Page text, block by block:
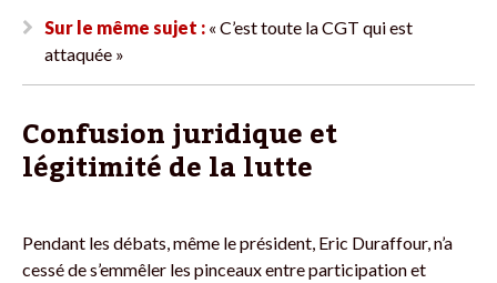
Sur le même sujet : « C’est toute la CGT qui est
attaquée »
Confusion juridique et
légitimité de la lutte
Pendant les débats, même le président, Eric Duraffour, n’a
cessé de s’emmêler les pinceaux entre participation et